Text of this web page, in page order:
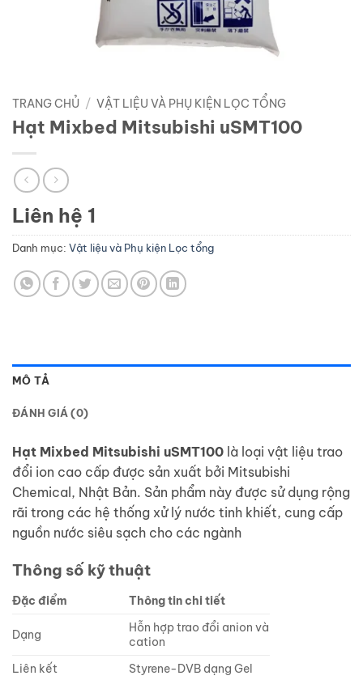
TRANG CHỦ / VẬT LIỆU VÀ PHỤ KIỆN LỌC TỔNG
Hạt Mixbed Mitsubishi uSMT100
Liên hệ 1
Danh mục: Vật liệu và Phụ kiện Lọc tổng
MÔ TẢ
ĐÁNH GIÁ (0)
Hạt Mixbed Mitsubishi uSMT100 là loại vật liệu trao
đổi ion cao cấp được sản xuất bởi Mitsubishi
Chemical, Nhật Bản. Sản phẩm này được sử dụng rộng
rãi trong các hệ thống xử lý nước tinh khiết, cung cấp
nguồn nước siêu sạch cho các ngành
Thông số kỹ thuật
Đặc điểm Thông tin chi tiết
Dạng
Hỗn hợp trao đổi anion và
cation
Liên kết
Styrene-DVB dạng Gel